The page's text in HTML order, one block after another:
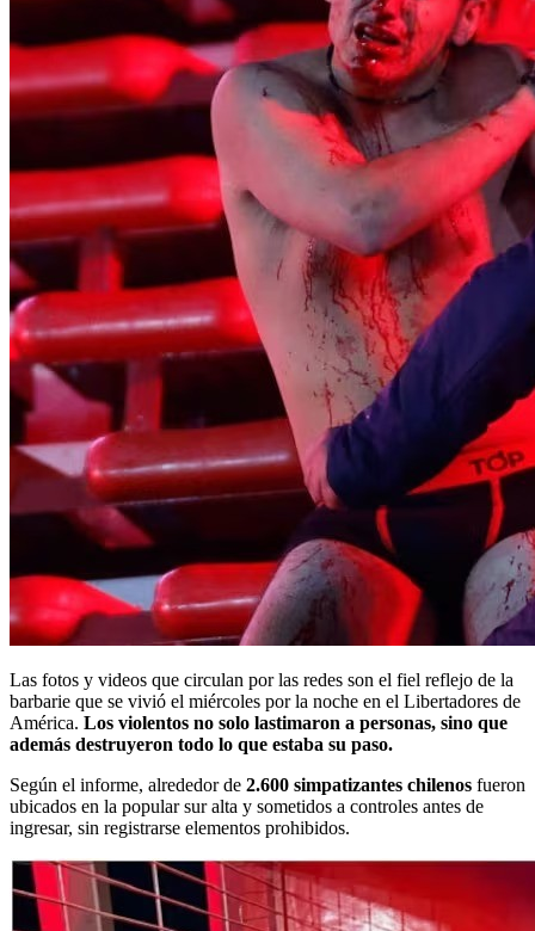
Las fotos y videos que circulan por las redes son el fiel reflejo de la
barbarie que se vivió el miércoles por la noche en el Libertadores de
América. Los violentos no solo lastimaron a personas, sino que
además destruyeron todo lo que estaba su paso.
Según el informe, alrededor de 2.600 simpatizantes chilenos fueron
ubicados en la popular sur alta y sometidos a controles antes de
ingresar, sin registrarse elementos prohibidos.